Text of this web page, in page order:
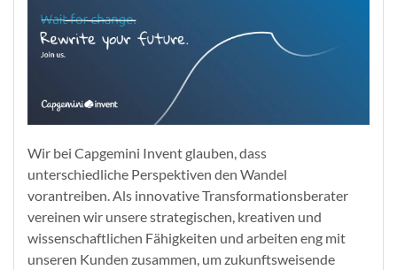
Wir bei Capgemini Invent glauben, dass
unterschiedliche Perspektiven den Wandel
vorantreiben. Als innovative Transformationsberater
vereinen wir unsere strategischen, kreativen und
wissenschaftlichen Fähigkeiten und arbeiten eng mit
unseren Kunden zusammen, um zukunftsweisende